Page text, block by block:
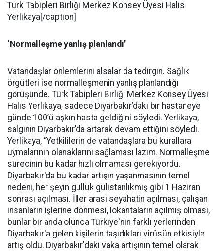
Türk Tabipleri Birliği Merkez Konsey Üyesi Halis
Yerlikaya[/caption]
‘Normalleşme yanlış planlandı’
Vatandaşlar önlemlerini alsalar da tedirgin. Sağlık
örgütleri ise normalleşmenin yanlış planlandığı
görüşünde. Türk Tabipleri Birliği Merkez Konsey Üyesi
Halis Yerlikaya, sadece Diyarbakır’daki bir hastaneye
günde 100’ü aşkın hasta geldiğini söyledi. Yerlikaya,
salgının Diyarbakır’da artarak devam ettiğini söyledi.
Yerlikaya, “Yetkililerin de vatandaşlara bu kurallara
uymalarının olanaklarını sağlaması lazım. Normalleşme
sürecinin bu kadar hızlı olmaması gerekiyordu.
Diyarbakır'da bu kadar artışın yaşanmasının temel
nedeni, her şeyin güllük gülistanlıkmış gibi 1 Haziran
sonrası açılması. İller arası seyahatin açılması, çalışan
insanların işlerine dönmesi, lokantaların açılmış olması,
bunlar bir anda olunca Türkiye'nin farklı yerlerinden
Diyarbakır'a gelen kişilerin taşıdıkları virüsün etkisiyle
artış oldu. Diyarbakır'daki vaka artışının temel olarak